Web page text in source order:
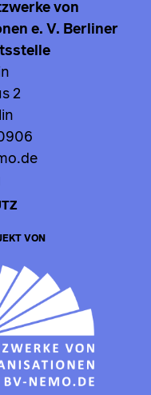
von
e. V. Berliner
2
VON